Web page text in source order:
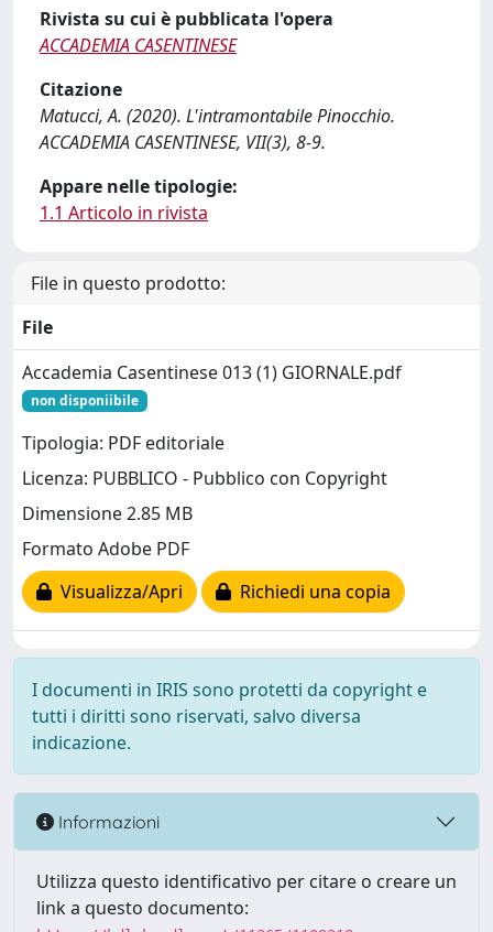
Rivista su cui è pubblicata l'opera
ACCADEMIA CASENTINESE
Citazione
Matucci, A. (2020). L'intramontabile Pinocchio.
ACCADEMIA CASENTINESE, VII(3), 8-9.
Appare nelle tipologie:
1.1 Articolo in rivista
File in questo prodotto:
File
Accademia Casentinese 013 (1) GIORNALE.pdf
non disponiibile
Tipologia: PDF editoriale
Licenza: PUBBLICO - Pubblico con Copyright
Dimensione 2.85 MB
Formato Adobe PDF
Visualizza/Apri
Richiedi una copia
I documenti in IRIS sono protetti da copyright e
tutti i diritti sono riservati, salvo diversa
indicazione.
Informazioni
Utilizza questo identificativo per citare o creare un
link a questo documento: